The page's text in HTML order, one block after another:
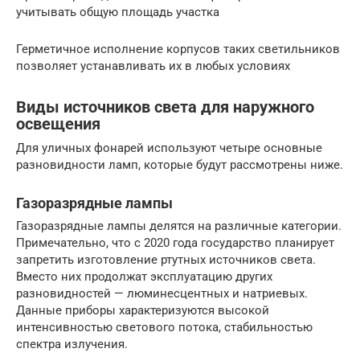
учитывать общую площадь участка
Герметичное исполнение корпусов таких светильников
позволяет устанавливать их в любых условиях
Виды источников света для наружного
освещения
Для уличных фонарей используют четыре основные
разновидности ламп, которые будут рассмотрены ниже.
Газоразрядные лампы
Газоразрядные лампы делятся на различные категории.
Примечательно, что с 2020 года государство планирует
запретить изготовление ртутных источников света.
Вместо них продолжат эксплуатацию других
разновидностей — люминесцентных и натриевых.
Данные приборы характеризуются высокой
интенсивностью светового потока, стабильностью
спектра излучения.